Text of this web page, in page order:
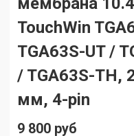
TouchWin
TGA63S-UT /
/ TGA63S-TH,
мм, 4-pin
9 800 руб